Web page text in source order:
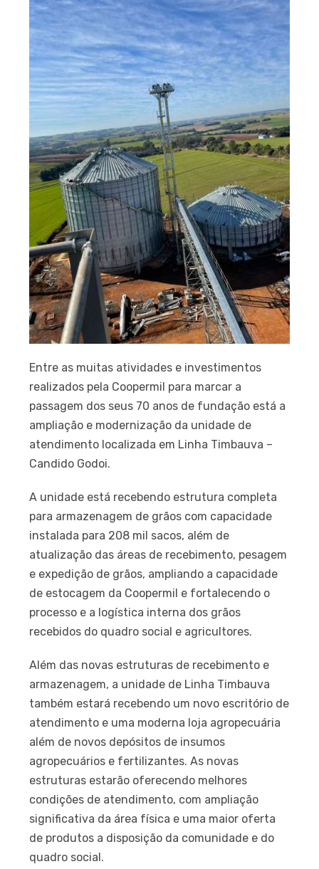
Entre as muitas atividades e investimentos
realizados pela Coopermil para marcar a
passagem dos seus 70 anos de fundação está a
ampliação e modernização da unidade de
atendimento localizada em Linha Timbauva –
Candido Godoi.
A unidade está recebendo estrutura completa
para armazenagem de grãos com capacidade
instalada para 208 mil sacos, além de
atualização das áreas de recebimento, pesagem
e expedição de grãos, ampliando a capacidade
de estocagem da Coopermil e fortalecendo o
processo e a logística interna dos grãos
recebidos do quadro social e agricultores.
Além das novas estruturas de recebimento e
armazenagem, a unidade de Linha Timbauva
também estará recebendo um novo escritório de
atendimento e uma moderna loja agropecuária
além de novos depósitos de insumos
agropecuários e fertilizantes. As novas
estruturas estarão oferecendo melhores
condições de atendimento, com ampliação
significativa da área física e uma maior oferta
de produtos a disposição da comunidade e do
quadro social.